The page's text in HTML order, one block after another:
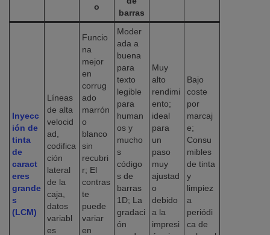
o
barras
Inyecc
ión de
tinta
de
caract
eres
grande
s
(LCM)
Líneas
de alta
velocid
ad,
codifica
ción
lateral
de la
caja,
datos
variabl
es
Funcio
na
mejor
en
corrug
ado
marrón
o
blanco
sin
recubri
r; El
contras
te
puede
variar
en
Moder
ada a
buena
para
texto
legible
para
human
os y
mucho
s
código
s de
barras
1D; La
gradaci
ón
Muy
alto
rendimi
ento;
ideal
para
un
paso
muy
ajustad
o
debido
a la
impresi
Bajo
coste
por
marcaj
e;
Consu
mibles
de tinta
y
limpiez
a
periódi
ca de